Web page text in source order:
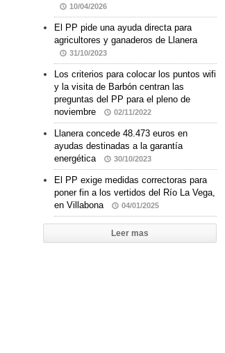
10/04/2026
El PP pide una ayuda directa para
agricultores y ganaderos de Llanera
31/10/2023
Los criterios para colocar los puntos wifi
y la visita de Barbón centran las
preguntas del PP para el pleno de
noviembre
02/11/2022
Llanera concede 48.473 euros en
ayudas destinadas a la garantía
energética
30/10/2023
El PP exige medidas correctoras para
poner fin a los vertidos del Río La Vega,
en Villabona
04/01/2025
Leer mas